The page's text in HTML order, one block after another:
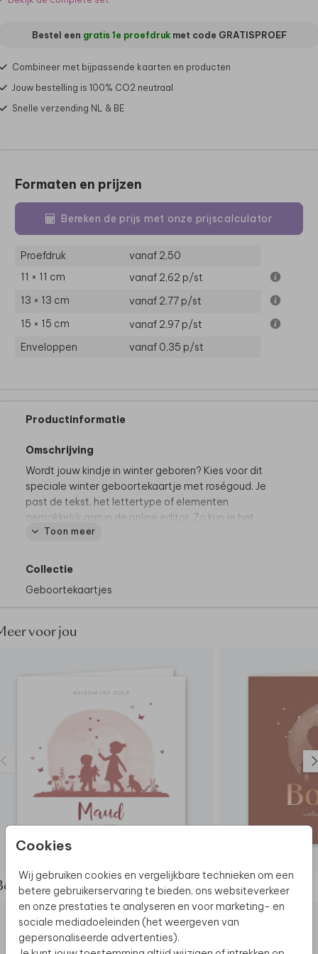
Cookies
Wij gebruiken cookies en vergelijkbare technieken om een
betere gebruikerservaring te bieden, ons websiteverkeer
en onze prestaties te analyseren en voor marketing- en
sociale mediadoeleinden (het weergeven van
gepersonaliseerde advertenties).
Bestel een gratis 1e proefdrukmet code GRATISPROEF
Combineer met bijpassende kaarten en producten
Jouw bestelling is 100% CO2 neutraal
Snelle verzending NL & BE
Formaten en prijzen
Bereken de prijs met onze prijscalculator
Proefdruk
vanaf 2,50
11 × 11 cm
vanaf 2,62 p/st
13 × 13 cm
vanaf 2,77 p/st
15 × 15 cm
vanaf 2,97 p/st
Enveloppen
vanaf 0,35 p/st
Productinformatie
Omschrijving
Wordt jouw kindje in winter geboren? Kies voor dit
speciale winter geboortekaartje met roségoud. Je
past de tekst, het lettertype of elementen
gemakkelijk aan in de online editor. Zo kun je het
kaartje helemaal eigen maken.
complete set in deze stijl.
Toon meer
Collectie
Geboortekaartjes
voor jou
de complete set